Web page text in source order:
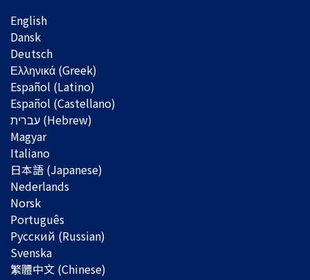
English
Dansk
Deutsch
Ελληνικά (Greek)
Español (Latino)
Español (Castellano)
Magyar
Italiano
日本語 (Japanese)
Nederlands
Norsk
Português
Русский (Russian)
Svenska
繁體中文 (Chinese)